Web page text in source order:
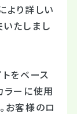
より詳しい
たしまし
をベース
ラーに使用
お客様のロ